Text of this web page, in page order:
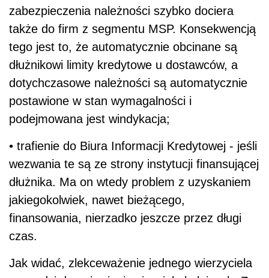
zabezpieczenia należności szybko dociera
także do firm z segmentu MSP. Konsekwencją
tego jest to, że automatycznie obcinane są
dłużnikowi limity kredytowe u dostawców, a
dotychczasowe należności są automatycznie
postawione w stan wymagalności i
podejmowana jest windykacja;
• trafienie do Biura Informacji Kredytowej - jeśli
wezwania te są ze strony instytucji finansującej
dłużnika. Ma on wtedy problem z uzyskaniem
jakiegokolwiek, nawet bieżącego,
finansowania, nierzadko jeszcze przez długi
czas.
Jak widać, zlekceważenie jednego wierzyciela